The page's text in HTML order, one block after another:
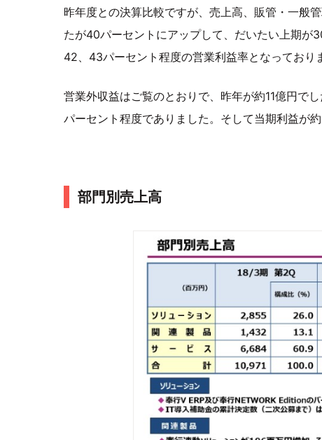
昨年度との決算比較ですが、売上高、販管・一般
たが40パーセントにアップして、だいたい上期が
42、43パーセント程度の営業利益率となっており
営業外収益はご覧のとおりで、昨年が約11億円で
パーセント程度でありました。そして当期利益が
部門別売上高